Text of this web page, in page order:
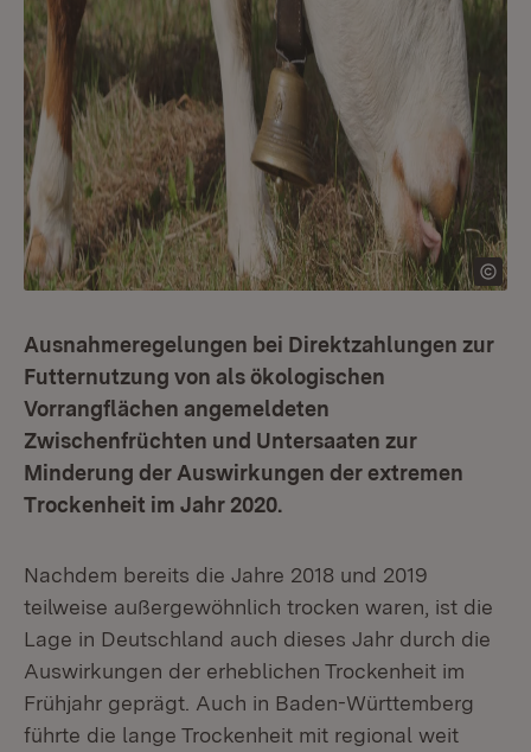
Ausnahmeregelungen bei Direktzahlungen zur
Futternutzung von als ökologischen
Vorrangflächen angemeldeten
Zwischenfrüchten und Untersaaten zur
Minderung der Auswirkungen der extremen
Trockenheit im Jahr 2020.
Nachdem bereits die Jahre 2018 und 2019
teilweise außergewöhnlich trocken waren, ist die
Lage in Deutschland auch dieses Jahr durch die
Auswirkungen der erheblichen Trockenheit im
Frühjahr geprägt. Auch in Baden-Württemberg
führte die lange Trockenheit mit regional weit